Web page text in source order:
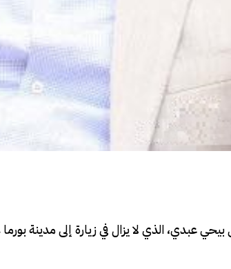
عبدي، الذي لا يزال في زيارة إلى مدينة